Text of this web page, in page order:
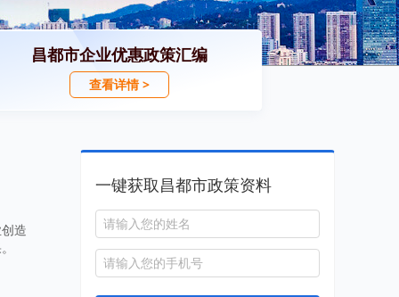
昌都市企业优惠政策汇编
查看详情 >
造
一键获取昌都市政策资料